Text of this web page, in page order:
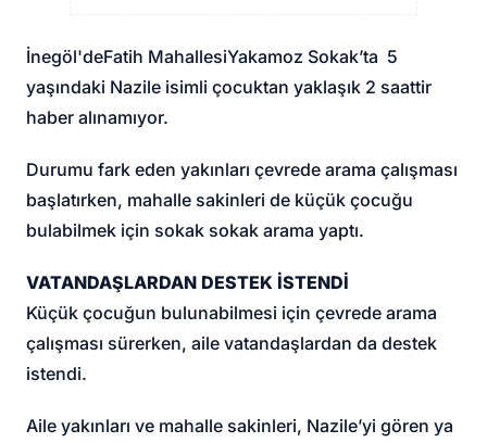
İnegöl'deFatih MahallesiYakamoz Sokak’ta 5
yaşındaki Nazile isimli çocuktan yaklaşık 2 saattir
haber alınamıyor.
Durumu fark eden yakınları çevrede arama çalışması
başlatırken, mahalle sakinleri de küçük çocuğu
bulabilmek için sokak sokak arama yaptı.
VATANDAŞLARDAN DESTEK İSTENDİ
Küçük çocuğun bulunabilmesi için çevrede arama
çalışması sürerken, aile vatandaşlardan da destek
istendi.
Aile yakınları ve mahalle sakinleri, Nazile’yi gören ya